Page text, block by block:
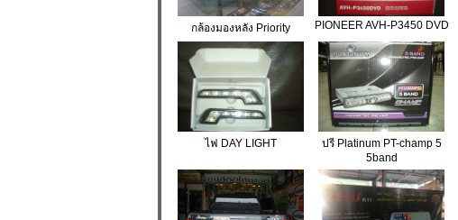
กล้องมองหลัง Priority PIONEER AVH-P3450 DVD
ไฟ DAY LIGHT
ปรี Platinum PT-champ 5
5band